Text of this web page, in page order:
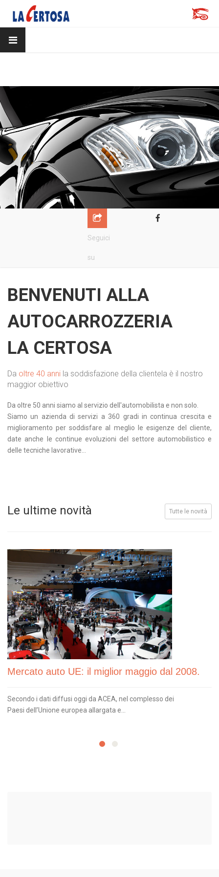
Seguici
su
BENVENUTI ALLA
AUTOCARROZZERIA
LA CERTOSA
Da oltre 40 anni la soddisfazione della clientela è il nostro
maggior obiettivo
Da oltre 50 anni siamo al servizio dell'automobilista e non solo.
Siamo un azienda di servizi a 360 gradi in continua crescita e
miglioramento per soddisfare al meglio le esigenze del cliente,
date anche le continue evoluzioni del settore automobilistico e
delle tecniche lavorative...
Tutte le novità
Le ultime novità
Mercato auto UE: il miglior maggio dal 2008.
Secondo i dati diffusi oggi da ACEA, nel complesso dei
Paesi dell’Unione europea allargata e...